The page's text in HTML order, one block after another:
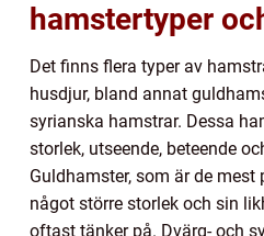
hamstertyper
Det finns flera typer av
husdjur, bland annat
syrianska hamstrar. Dessa
storlek, utseende, beteende
Guldhamster, som är de
något större storlek och sin
oftast tänker på. Dvärg- och